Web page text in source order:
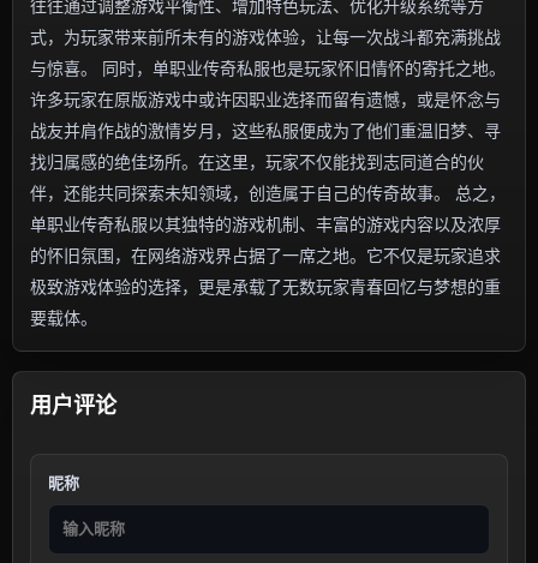
往往通过调整游戏平衡性、增加特色玩法、优化升级系统等方
式，为玩家带来前所未有的游戏体验，让每一次战斗都充满挑战
与惊喜。 同时，单职业传奇私服也是玩家怀旧情怀的寄托之地。
许多玩家在原版游戏中或许因职业选择而留有遗憾，或是怀念与
战友并肩作战的激情岁月，这些私服便成为了他们重温旧梦、寻
找归属感的绝佳场所。在这里，玩家不仅能找到志同道合的伙
伴，还能共同探索未知领域，创造属于自己的传奇故事。 总之，
单职业传奇私服以其独特的游戏机制、丰富的游戏内容以及浓厚
的怀旧氛围，在网络游戏界占据了一席之地。它不仅是玩家追求
极致游戏体验的选择，更是承载了无数玩家青春回忆与梦想的重
要载体。
用户评论
昵称